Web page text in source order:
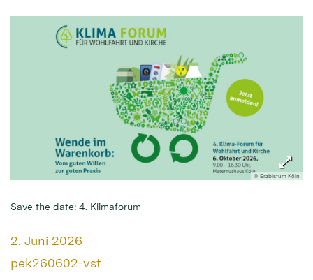
© Erzbistum Köln
Save the date: 4. Klimaforum
Datum:
2. Juni 2026
Von:
pek260602-vst